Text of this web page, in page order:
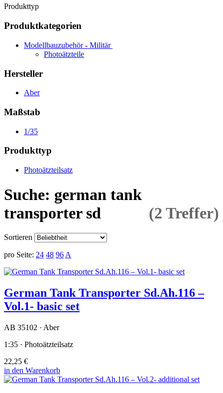
Produkttyp
Produktkategorien
Modellbauzubehör - Militär
Photoätzteile
Hersteller
Aber
Maßstab
1/35
Produkttyp
Photoätzteilsatz
Suche: german tank
transporter sd
(2 Treffer)
Sortieren
pro Seite: 24 48 96 A
German Tank Transporter Sd.Ah.116 –
Vol.1- basic set
AB 35102 · Aber
1:35 · Photoätzteilsatz
22,25 €
in den Warenkorb